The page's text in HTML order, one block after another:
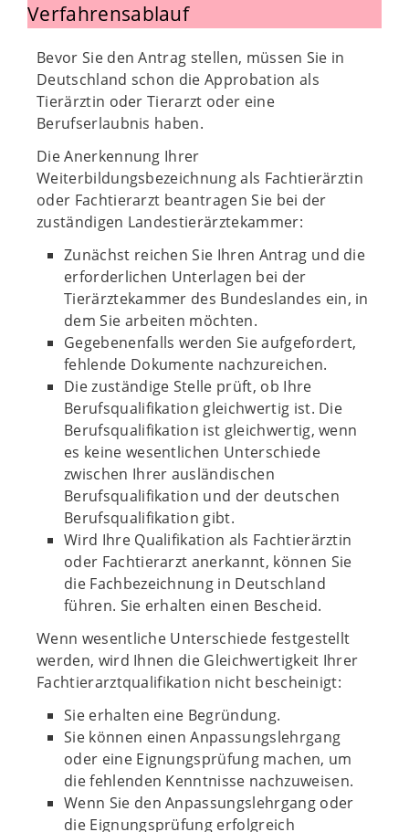
Verfahrensablauf
Bevor Sie den Antrag stellen, müssen Sie in
Deutschland schon die Approbation als
Tierärztin oder Tierarzt oder eine
Berufserlaubnis haben.
Die Anerkennung Ihrer
Weiterbildungsbezeichnung als Fachtierärztin
oder Fachtierarzt beantragen Sie bei der
zuständigen Landestierärztekammer:
Zunächst reichen Sie Ihren Antrag und die
erforderlichen Unterlagen bei der
Tierärztekammer des Bundeslandes ein, in
dem Sie arbeiten möchten.
Gegebenenfalls werden Sie aufgefordert,
fehlende Dokumente nachzureichen.
Die zuständige Stelle prüft, ob Ihre
Berufsqualifikation gleichwertig ist. Die
Berufsqualifikation ist gleichwertig, wenn
es keine wesentlichen Unterschiede
zwischen Ihrer ausländischen
Berufsqualifikation und der deutschen
Berufsqualifikation gibt.
Wird Ihre Qualifikation als Fachtierärztin
oder Fachtierarzt anerkannt, können Sie
die Fachbezeichnung in Deutschland
führen. Sie erhalten einen Bescheid.
Wenn wesentliche Unterschiede festgestellt
werden, wird Ihnen die Gleichwertigkeit Ihrer
Fachtierarztqualifikation nicht bescheinigt:
Sie erhalten eine Begründung.
Sie können einen Anpassungslehrgang
oder eine Eignungsprüfung machen, um
die fehlenden Kenntnisse nachzuweisen.
Wenn Sie den Anpassungslehrgang oder
die Eignungsprüfung erfolgreich